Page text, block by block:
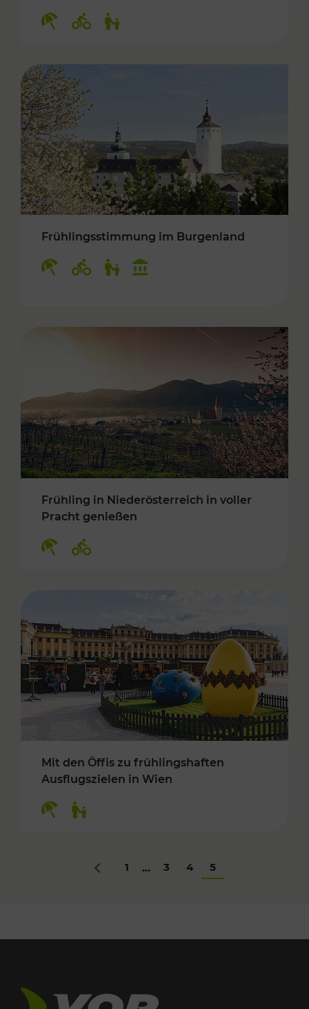
Frühlingsstimmung im Burgenland
Frühling in Niederösterreich in voller
Pracht genießen
Mit den Öffis zu frühlingshaften
Ausflugszielen in Wien
Zurück
1 ... 3 4 5